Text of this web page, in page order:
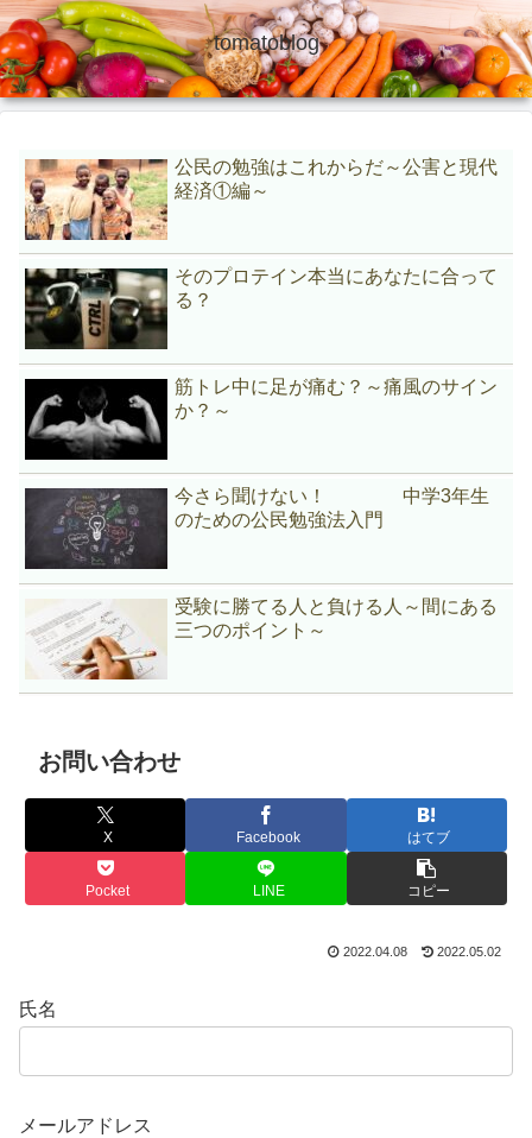
tomatoblog
公民の勉強はこれからだ～公害と現代
経済①編～
そのプロテイン本当にあなたに合って
る？
筋トレ中に足が痛む？～痛風のサイン
か？～
今さら聞けない！ 中学3年生
のための公民勉強法入門
受験に勝てる人と負ける人～間にある
三つのポイント～
お問い合わせ
X Facebook はてブ
Pocket LINE コピー
2022.04.08 2022.05.02
氏名
メールアドレス